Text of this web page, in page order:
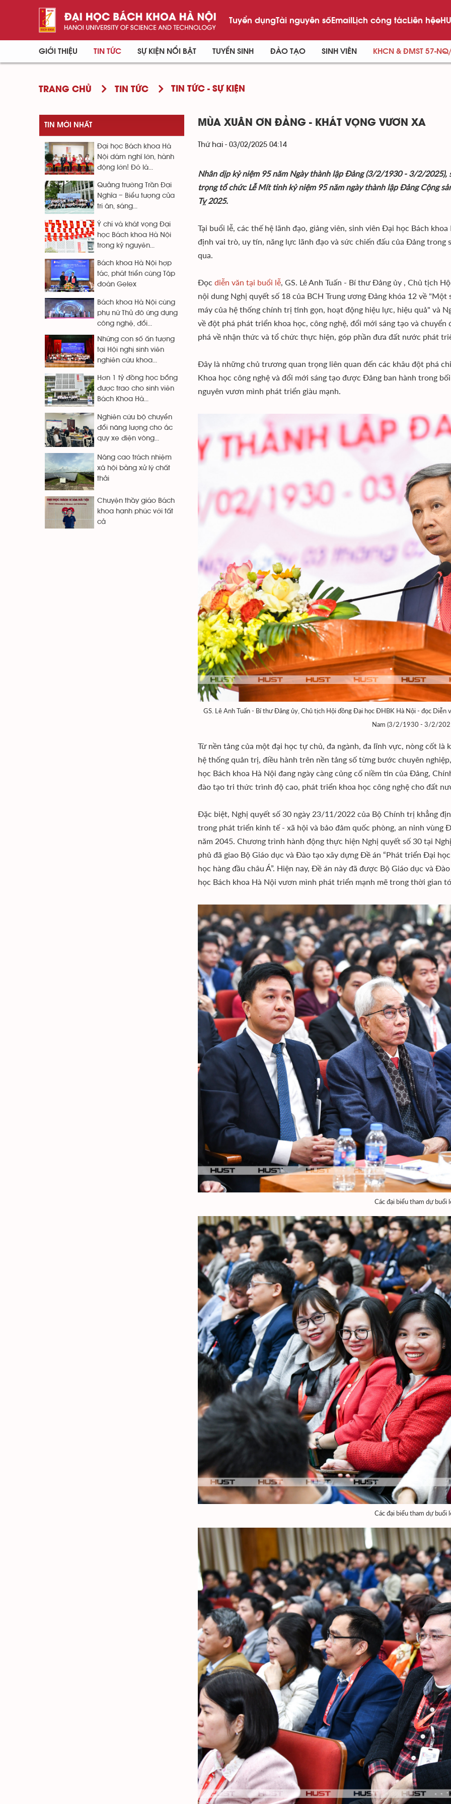
Tuyển dụngTài nguyên sốEmailLịch công tácLiên hệ
GIỚI THIỆU TIN TỨC SỰ KIỆN NỔI BẬT TUYỂN SINH ĐÀO TẠO SINH VIÊN KHCN & ĐMST 57-
TRANG CHỦ TIN TỨC TIN TỨC - SỰ KIỆN
MÙA XUÂN ƠN ĐẢNG - KHÁT VỌNG VƯƠN XA
Thứ hai - 03/02/2025 04:14
Nhân dịp kỷ niệm 95 năm Ngày thành lập Đảng (3/2/1930 - 3/2/2025),
trọng tổ chức Lễ Mít tinh kỷ niệm 95 năm ngày thành lập Đảng Cộng
Tỵ 2025.
Tại buổi lễ, các thế hệ lãnh đạo, giảng viên, sinh viên Đại học Bách
định vai trò, uy tín, năng lực lãnh đạo và sức chiến đấu của Đảng trong
qua.
Đọc diễn văn tại buổi lễ, GS. Lê Anh Tuấn - Bí thư Đảng ủy , Chủ tịch
nội dung Nghị quyết số 18 của BCH Trung ương Đảng khóa 12 về
máy của hệ thống chính trị tinh gọn, hoạt động hiệu lực, hiệu quả" và
về đột phá phát triển khoa học, công nghệ, đổi mới sáng tạo và
phá về nhận thức và tổ chức thực hiện, góp phần đưa đất nước phát
Đây là những chủ trương quan trọng liên quan đến các khâu đột phá
Khoa học công nghệ và đổi mới sáng tạo được Đảng ban hành trong
nguyên vươn mình phát triển giàu mạnh.
GS. Lê Anh Tuấn - Bí thư Đảng ủy, Chủ tịch Hội đồng Đại học ĐHBK Hà Nội - đọc
Nam (3/2/1930 - 3/2/
Từ nền tảng của một đại học tự chủ, đa ngành, đa lĩnh vực, nòng cốt
hệ thống quản trị, điều hành trên nền tảng số từng bước chuyên
học Bách khoa Hà Nội đang ngày càng củng cố niềm tin của Đảng,
đào tạo tri thức trình độ cao, phát triển khoa học công nghệ cho đất
Đặc biệt, Nghị quyết số 30 ngày 23/11/2022 của Bộ Chính trị khẳng
trong phát triển kinh tế - xã hội và bảo đảm quốc phòng, an ninh vùng
năm 2045. Chương trình hành động thực hiện Nghị quyết số 30 tại
phủ đã giao Bộ Giáo dục và Đào tạo xây dựng Đề án “Phát triển Đại
học hàng đầu châu Á”. Hiện nay, Đề án này đã được Bộ Giáo dục và
học Bách khoa Hà Nội vươn mình phát triển mạnh mẽ trong thời gian
Các đại biểu tham dự buổi
Các đại biểu tham dự buổi
TIN MỚI NHẤT
Đại học Bách khoa Hà
Nội dám nghĩ lớn, hành
động lớn! Đó là...
Quảng trường Trần Đại
Nghĩa – Biểu tượng của
tri ân, sáng...
Ý chí và khát vọng Đại
học Bách khoa Hà Nội
trong kỷ nguyên...
Bách khoa Hà Nội hợp
tác, phát triển cùng Tập
đoàn Gelex
Bách khoa Hà Nội cùng
phụ nữ Thủ đô ứng dụng
công nghệ, đổi...
Những con số ấn tượng
tại Hội nghị sinh viên
nghiên cứu khoa...
Hơn 1 tỷ đồng học bổng
được trao cho sinh viên
Bách Khoa Hà...
Nghiên cứu bộ chuyển
đổi năng lượng cho ắc
quy xe điện vòng...
Nâng cao trách nhiệm
xã hội bằng xử lý chất
thải
Chuyện thầy giáo Bách
khoa hạnh phúc với tất
cả